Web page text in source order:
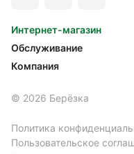
Интернет-магазин
Обслуживание
Компания
© 2026 Берёзка
Политика
Пользовательское